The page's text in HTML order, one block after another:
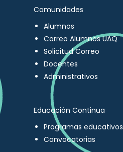
Comunidades
Alumnos
Correo Alumnos UAQ
Solicitud Correo
Docentes
Administrativos
Educación Continua
Programas educativos
Convocatorias